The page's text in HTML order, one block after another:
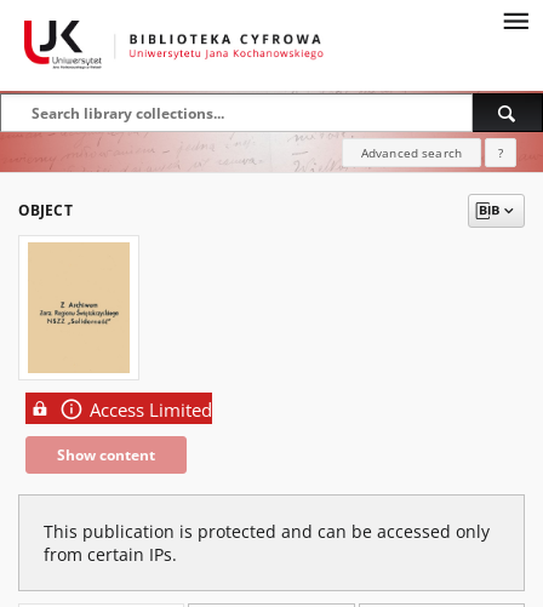
Advanced search ?
OBJECT
Access Limited
Show content
This publication is protected and can be accessed only
from certain IPs.